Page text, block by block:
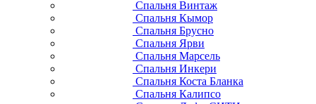
Спальня Винтаж
Спальня Кымор
Спальня Брусно
Спальня Ярви
Спальня Марсель
Спальня Инкери
Спальня Коста Бланка
Спальня Калипсо